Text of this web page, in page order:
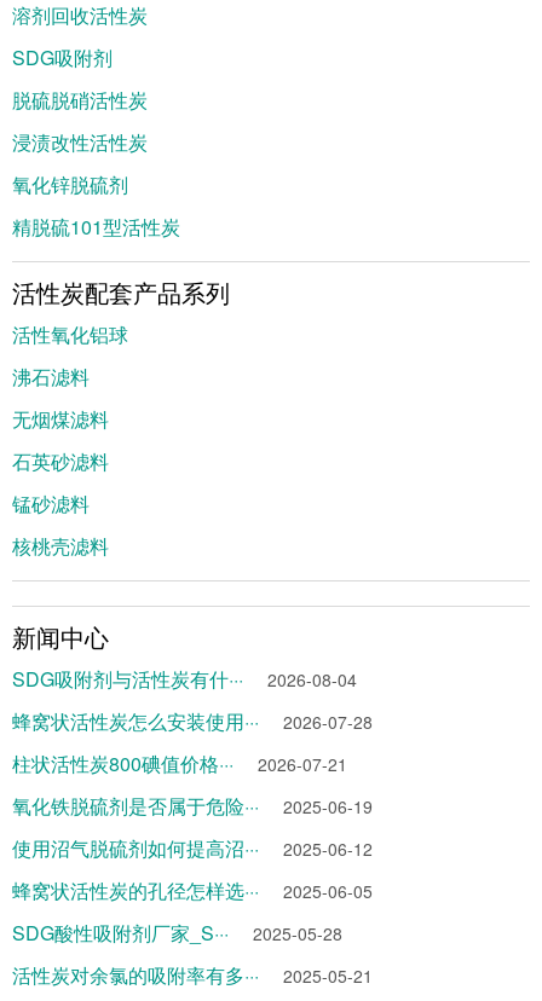
溶剂回收活性炭
SDG吸附剂
脱硫脱硝活性炭
浸渍改性活性炭
氧化锌脱硫剂
精脱硫101型活性炭
活性炭配套产品系列
活性氧化铝球
沸石滤料
无烟煤滤料
石英砂滤料
锰砂滤料
核桃壳滤料
新闻中心
SDG吸附剂与活性炭有什··· 2026-08-04
蜂窝状活性炭怎么安装使用··· 2026-07-28
柱状活性炭800碘值价格··· 2026-07-21
氧化铁脱硫剂是否属于危险··· 2025-06-19
使用沼气脱硫剂如何提高沼··· 2025-06-12
蜂窝状活性炭的孔径怎样选··· 2025-06-05
SDG酸性吸附剂厂家_S··· 2025-05-28
活性炭对余氯的吸附率有多··· 2025-05-21